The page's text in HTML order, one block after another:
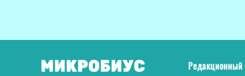
Редакционный